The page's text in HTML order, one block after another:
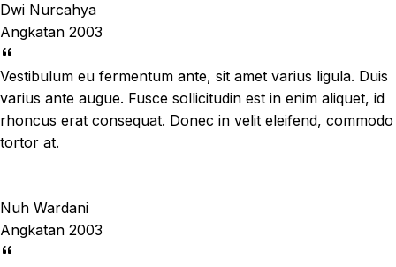
Dwi Nurcahya
Angkatan 2003
Vestibulum eu fermentum ante, sit amet varius ligula. Duis
varius ante augue. Fusce sollicitudin est in enim aliquet, id
rhoncus erat consequat. Donec in velit eleifend, commodo
tortor at.
Nuh Wardani
Angkatan 2003